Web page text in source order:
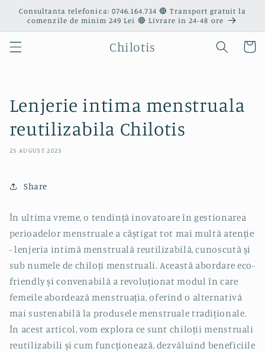
Salt la
conținut
Consultanta telefonica: 0746.164.734 🔴 Transport gratuit la
comenzile de minim 249 Lei 🔴 Livrare in 24-48 ore
Chilotis Coș
Lenjerie intima menstruala
reutilizabila Chilotis
25 AUGUST 2023
Share
În ultima vreme, o tendință inovatoare în gestionarea
perioadelor menstruale a câștigat tot mai multă atenție
- lenjeria intimă menstruală reutilizabilă, cunoscută și
sub numele de chiloți menstruali. Această abordare eco-
friendly și convenabilă a revoluționat modul în care
femeile abordează menstruația, oferind o alternativă
mai sustenabilă la produsele menstruale tradiționale.
În acest articol, vom explora ce sunt chiloții menstruali
reutilizabili și cum funcționează, dezvăluind beneficiile